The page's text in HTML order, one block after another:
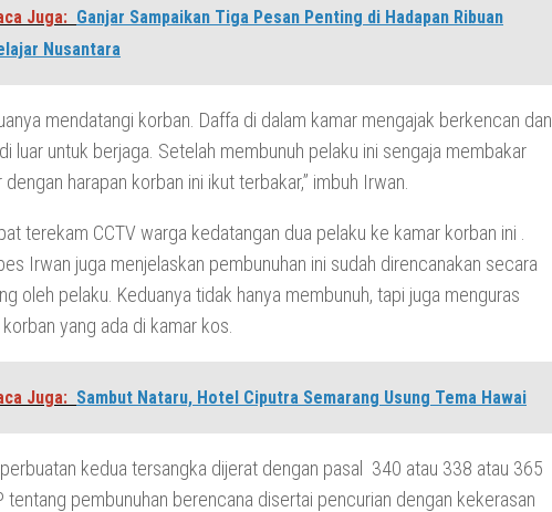
Juga: Ganjar Sampaikan Tiga Pesan Penting di Hadapan Ribuan
Nusantara
mendatangi korban. Daffa di dalam kamar mengajak berkencan dan
luar untuk berjaga. Setelah membunuh pelaku ini sengaja membakar
dengan harapan korban ini ikut terbakar,” imbuh Irwan.
terekam CCTV warga kedatangan dua pelaku ke kamar korban ini .
Irwan juga menjelaskan pembunuhan ini sudah direncanakan secara
oleh pelaku. Keduanya tidak hanya membunuh, tapi juga menguras
korban yang ada di kamar kos.
Juga: Sambut Nataru, Hotel Ciputra Semarang Usung Tema Hawai
kedua tersangka dijerat dengan pasal 340 atau 338 atau 365
tentang pembunuhan berencana disertai pencurian dengan kekerasan